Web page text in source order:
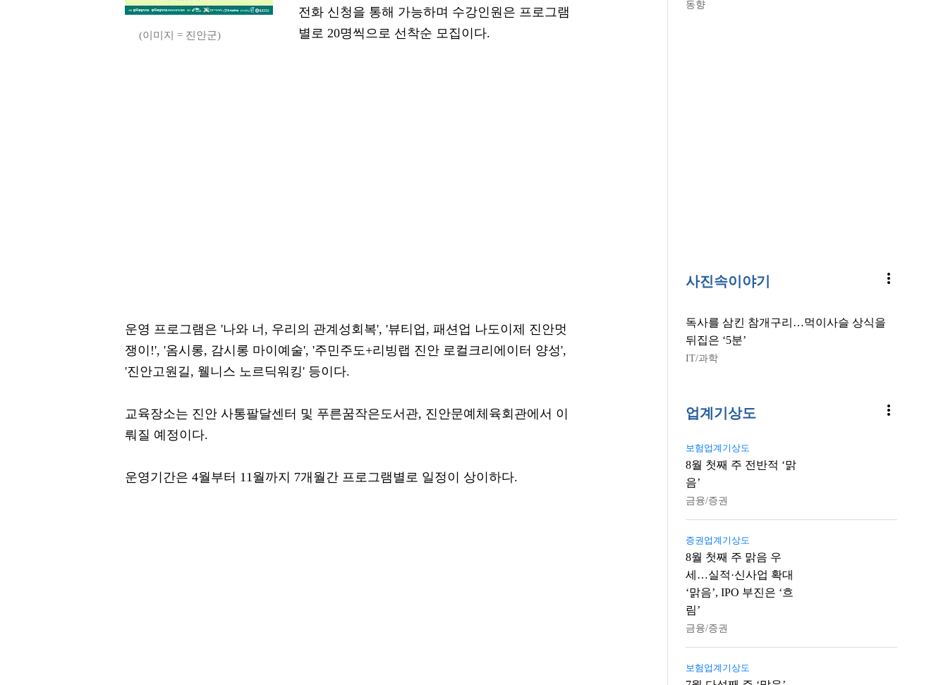
(이미지 = 진안군)
전화 신청을 통해 가능하며 수강인원은 프로그램
별로 20명씩으로 선착순 모집이다.
운영 프로그램은 '나와 너, 우리의 관계성회복', '뷰티업, 패션업 나도이제 진안멋
쟁이!', '옴시롱, 감시롱 마이예술', '주민주도+리빙랩 진안 로컬크리에이터 양성',
'진안고원길, 웰니스 노르딕워킹' 등이다.
교육장소는 진안 사통팔달센터 및 푸른꿈작은도서관, 진안문예체육회관에서 이
뤄질 예정이다.
운영기간은 4월부터 11월까지 7개월간 프로그램별로 일정이 상이하다.
동향
사진속이야기 more_vert
독사를 삼킨 참개구리…먹이사슬 상식을
뒤집은 ‘5분’
IT/과학
업계기상도 more_vert
보험업계기상도
8월 첫째 주 전반적 ‘맑
음’
금융/증권
증권업계기상도
8월 첫째 주 맑음 우
세…실적·신사업 확대
‘맑음’, IPO 부진은 ‘흐
림’
금융/증권
보험업계기상도